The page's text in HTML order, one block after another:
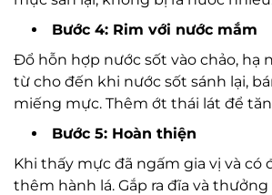
Bước 4: Rim với nước mắm
Đổ hỗn hợp nước sốt vào chảo, hạ
từ cho đến khi nước sốt sánh lại,
miếng mực. Thêm ớt thái lát để
Bước 5: Hoàn thiện
Khi thấy mực đã ngấm gia vị và có
thêm hành lá. Gắp ra đĩa và